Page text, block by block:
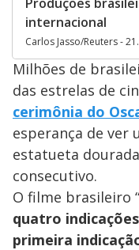
internacional
Carlos Jasso/Reuters -
Milhões de
das estrelas de
cerimônia do
esperança de ver
estatueta
consecutivo.
O filme brasileiro
quatro
primeira